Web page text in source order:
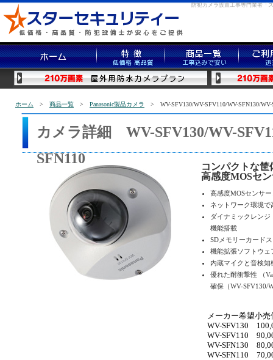
防犯カメラ設置工事専門業者「
ホーム > 商品一覧 > Panasonic製品カメラ > WV-SFV130/WV-SFV110/WV-SFN130/WV-
カメラ詳細 WV-SFV130/WV-
SFN110
コンパクトな
高感度MOSセ
高感度MOSセンサ
ネットワーク環境
ダイナミックレン
機能搭載
SDメモリーカード
機能拡張ソフトウェ
内蔵マイクと音検
優れた耐衝撃性 （
確保（WV-SFV130/
メーカー希望小売
WV-SFV130
WV-SFV110
WV-SFN130
WV-SFN110